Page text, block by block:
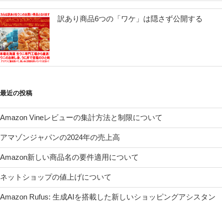
の
訳あり商品6つの「ワケ」は隠さず公開する
最近の投稿
Amazon Vineレビューの集計方法と制限について
アマゾンジャパンの2024年の売上高
Amazon新しい商品名の要件適用について
ネットショップの値上げについて
Amazon Rufus: 生成AIを搭載した新しいショッピングアシスタン